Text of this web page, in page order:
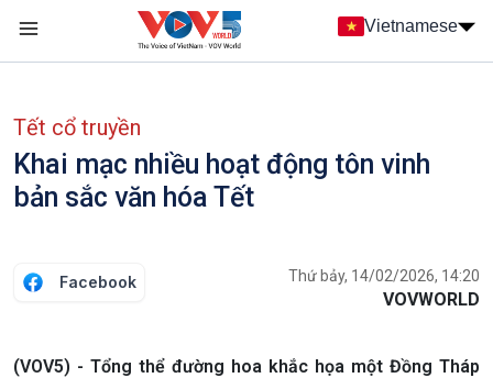
Nhảy đến nội dung
Vietnamese
Tết cổ truyền
Khai mạc nhiều hoạt động tôn vinh
bản sắc văn hóa Tết
Facebook Thứ bảy, 14/02/2026, 14:20
VOVWORLD
(VOV5) - Tổng thể đường hoa khắc họa một Đồng Tháp